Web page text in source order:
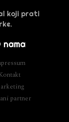
koji prati
nama
partner